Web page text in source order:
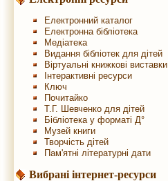
Електронний каталог
Електронна бібліотека
Медіатека
Видання бібліотек для дітей
Віртуальні книжкові виставки
Інтерактивні ресурси
Ключ
Почитайко
Т.Г. Шевченко для дітей
Бібліотека у форматі Д°
Музей книги
Творчість дітей
Пам'ятні літературні дати
Вибрані інтернет-ресурси